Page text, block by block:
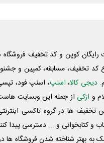
کوپن و کد تخفیف
تخفیف، مسابقه، کمپین و
دیجی کالا، اسنپ، اسنپ فود،
و ازکی از جمله این وبسایت
ها در گروه تاکسی
و کتابخوانی و ... دسترسی پیدا
به بهتر شناخته شدن فروشگاه